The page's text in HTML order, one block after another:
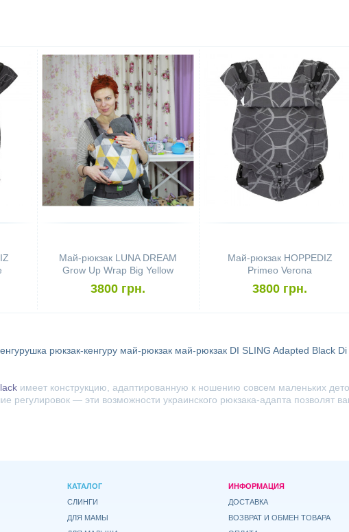
Май-рюкзак LUNA DREAM
Grow Up Wrap Big Yellow
Triangles
3800 грн.
Май-рюкзак HOPPEDIZ
Primeo Verona
3800 грн.
рюкзак-кенгуру май-рюкзак май-рюкзак DI SLING Adapted Black
имеет конструкцию, адаптированную к ношению совсем маленьких
регулировок — эти возможности украинского рюкзака-адапта
КАТАЛОГ
СЛИНГИ
ДЛЯ МАМЫ
ИНФОРМАЦИЯ
ДОСТАВКА
ВОЗВРАТ И ОБМЕН ТОВАРА